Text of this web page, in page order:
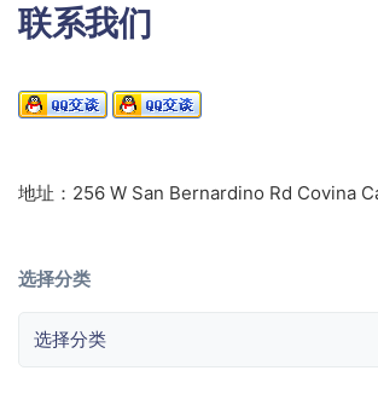
联系我们
地址：256 W San Bernardino Rd Covina
选择分类